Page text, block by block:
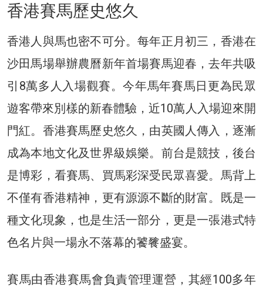
香港賽馬歷史悠久
香港人與馬也密不可分。每年正月初三，香港在
沙田馬場舉辦農曆新年首場賽馬迎春，去年共吸
引8萬多人入場觀賽。今年馬年賽馬日更為民眾
遊客帶來別樣的新春體驗，近10萬人入場迎來開
門紅。香港賽馬歷史悠久，由英國人傳入，逐漸
成為本地文化及世界級娛樂。前台是競技，後台
是博彩，看賽馬、買馬彩深受民眾喜愛。馬背上
不僅有香港精神，更有源源不斷的財富。既是一
種文化現象，也是生活一部分，更是一張港式特
色名片與一場永不落幕的饕餮盛宴。
賽馬由香港賽馬會負責管理運營，其經100多年